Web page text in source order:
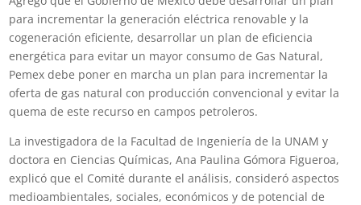
para incrementar la generación eléctrica renovable y la
cogeneración eficiente, desarrollar un plan de eficiencia
energética para evitar un mayor consumo de Gas Natural,
Pemex debe poner en marcha un plan para incrementar la
oferta de gas natural con producción convencional y evitar la
quema de este recurso en campos petroleros.
La investigadora de la Facultad de Ingeniería de la UNAM y
doctora en Ciencias Químicas, Ana Paulina Gómora Figueroa,
explicó que el Comité durante el análisis, consideró aspectos
medioambientales, sociales, económicos y de potencial de